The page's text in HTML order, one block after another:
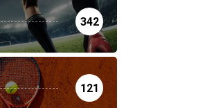
342
121